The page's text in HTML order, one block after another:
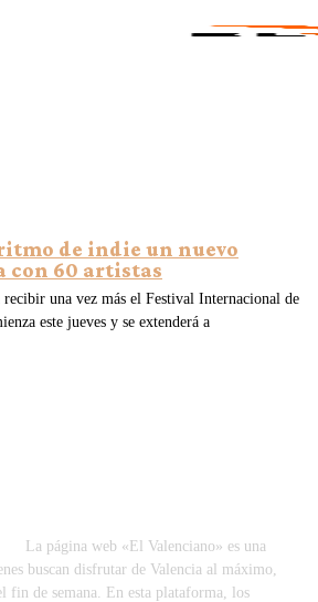
de indie un nuevo
con 60 artistas
recibir una vez más el Festival Internacional de
este jueves y se extenderá a
La página web «El Valenciano» es una
buscan disfrutar de Valencia al máximo,
fin de semana. En esta plataforma, los